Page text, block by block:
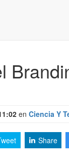
en Ciencia Y
Share